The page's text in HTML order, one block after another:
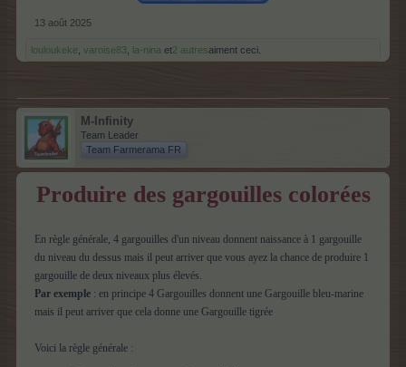
13 août 2025
louloukeke varoise83 la-nina et2 autresaiment ceci.
M-Infinity
Team Leader
Team Farmerama FR
Produire des gargouilles colorées
En règle générale, 4 gargouilles d'un niveau donnent naissance à 1 gargouille
du niveau du dessus mais il peut arriver que vous ayez la chance de produire 1
gargouille de deux niveaux plus élevés.
Par exemple : en principe 4 Gargouilles donnent une Gargouille bleu-marine
mais il peut arriver que cela donne une Gargouille tigrée
Voici la règle générale :